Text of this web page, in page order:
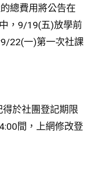
總費用將公告在
，9/19(五)放學前
22(一)第一次社課
於社團登記期限
間，上網修改登